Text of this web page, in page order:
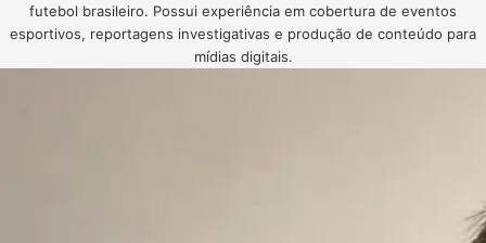
futebol brasileiro. Possui experiência em cobertura de eventos
esportivos, reportagens investigativas e produção de conteúdo para
mídias digitais.